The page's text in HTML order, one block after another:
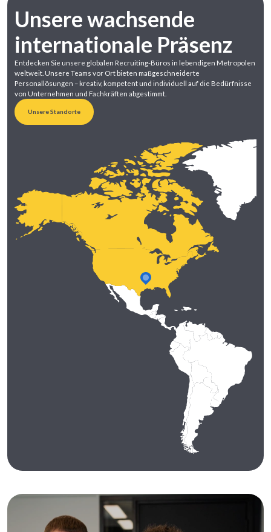
Unsere wachsende
internationale Präsenz
Entdecken Sie unsere globalen Recruiting-Büros in lebendigen Metropolen
weltweit. Unsere Teams vor Ort bieten maßgeschneiderte
Personallösungen – kreativ, kompetent und individuell auf die Bedürfnisse
von Unternehmen und Fachkräften abgestimmt.
Unsere Standorte